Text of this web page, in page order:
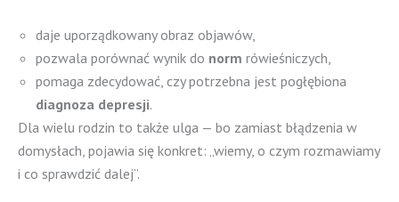
daje uporządkowany obraz objawów,
pozwala porównać wynik do norm rówieśniczych,
pomaga zdecydować, czy potrzebna jest pogłębiona
diagnoza depresji.
Dla wielu rodzin to także ulga — bo zamiast błądzenia w
domysłach, pojawia się konkret: „wiemy, o czym rozmawiamy
i co sprawdzić dalej”.